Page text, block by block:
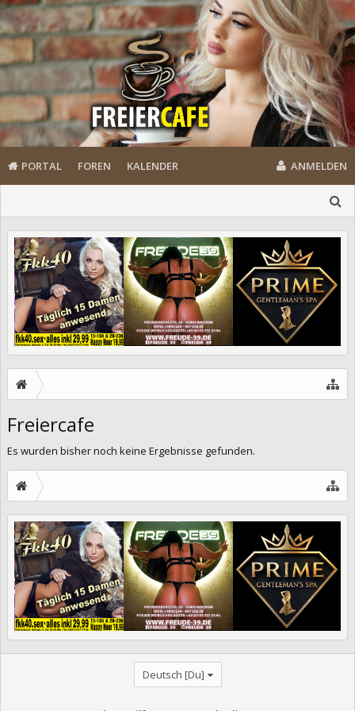
PORTAL FOREN KALENDER ANMELDEN
Freiercafe
Es wurden bisher noch keine Ergebnisse gefunden.
Deutsch [Du]